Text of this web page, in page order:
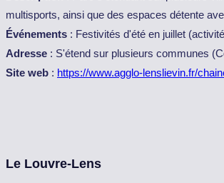
multisports, ainsi que des espaces détente
Événements : Festivités d'été en juillet
Adresse : S'étend sur plusieurs communes
Site web : https://www.agglo-lenslievin.fr/
Le Louvre-Lens